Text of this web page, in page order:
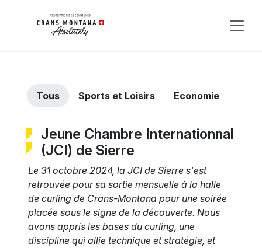
Tous Sports et Loisirs Economie
Jeune Chambre Internationnal
(JCI) de Sierre
Le 31 octobre 2024, la JCI de Sierre s'est
retrouvée pour sa sortie mensuelle à la halle
de curling de Crans-Montana pour une soirée
placée sous le signe de la découverte. Nous
avons appris les bases du curling, une
discipline qui allie technique et stratégie, et